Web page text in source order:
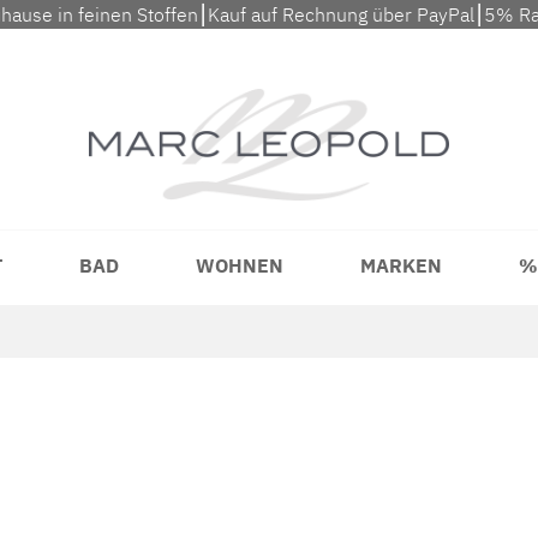
in feinen Stoffen⎮Kauf auf Rechnung über PayPal⎮5%
BAD WOHNEN MARKEN